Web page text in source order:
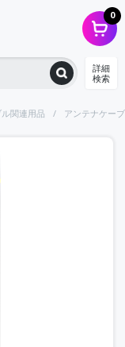
0
詳細
検索
関連用品 アンテナケー